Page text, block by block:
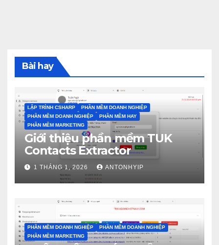
Bài hay
LẬP TRÌNH CSHARP
PHẦN MỀM DOANH NGHIỆP
PHẦN MỀM DOANH NGHIỆP
PHẦN MỀM HAY
PHẦN MỀM MARKETING
Giới thiệu phần mềm TUK
Contacts Extractor
1 THÁNG 1, 2026 ANTONHYIP
PHẦN MỀM DOANH NGHIỆP
PHẦN MỀM DOANH NGHIỆP
PHẦN MỀM MARKETING